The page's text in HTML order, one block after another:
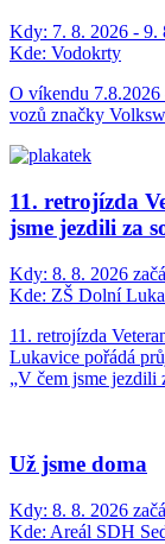
Kdy: 7. 8. 2026 - 9.
Kde: Vodokrty
O víkendu 7.8.2026
vozů značky
11. retrojízda
jsme jezdili za
Kdy: 8. 8. 2026
Kde: ZŠ Dolní
11. retrojízda
Lukavice pořádá
„V čem jsme jezdili
Už jsme doma
Kdy: 8. 8. 2026
Kde: Areál SDH